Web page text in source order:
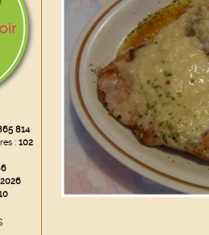
814
: 102